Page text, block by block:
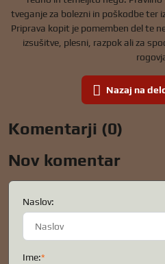
tveganje za bolezni in poškodbe ter
Priprava kopit je pomemben del te
izsušitve, plesni, razpok ali za
Nazaj na
Komentarji (0)
Nov komentar
Naslov:
Ime:*